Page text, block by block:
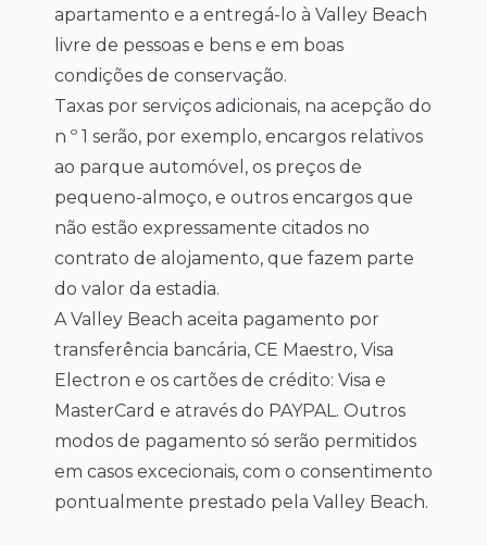
apartamento e a entregá-lo à Valley Beach
livre de pessoas e bens e em boas
condições de conservação.
Taxas por serviços adicionais, na acepção do
n º 1 serão, por exemplo, encargos relativos
ao parque automóvel, os preços de
pequeno-almoço, e outros encargos que
não estão expressamente citados no
contrato de alojamento, que fazem parte
do valor da estadia.
A Valley Beach aceita pagamento por
transferência bancária, CE Maestro, Visa
Electron e os cartões de crédito: Visa e
MasterCard e através do PAYPAL. Outros
modos de pagamento só serão permitidos
em casos excecionais, com o consentimento
pontualmente prestado pela Valley Beach.